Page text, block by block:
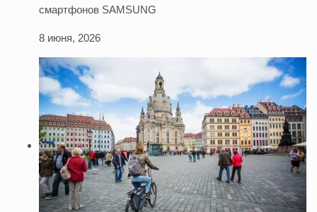
смартфонов SAMSUNG
8 июня, 2026